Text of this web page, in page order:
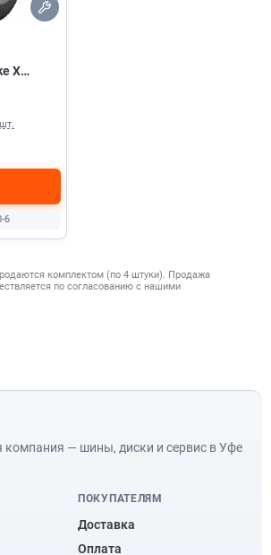
X
6
комплектом (по 4 штуки). Продажа
по согласованию с нашими
— шины, диски и сервис в Уфе
ПОКУПАТЕЛЯМ
Доставка
Оплата